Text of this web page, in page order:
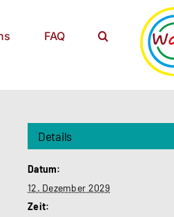
FAQ
Details
Datum:
12. Dezember 2029
Zeit: